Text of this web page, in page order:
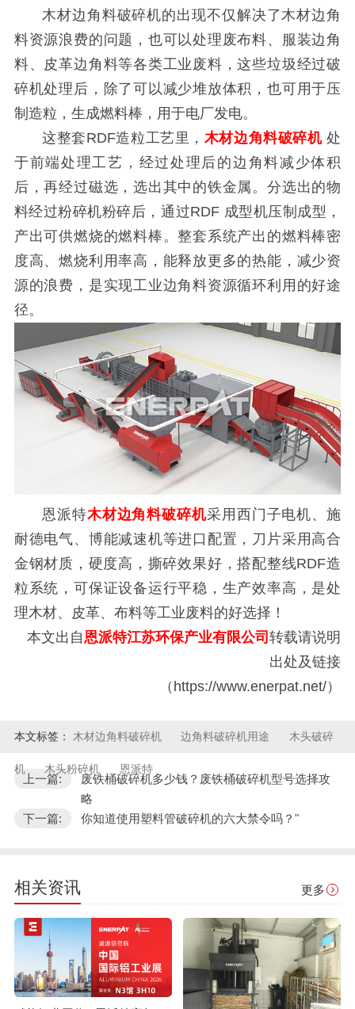
木材边角料破碎机的出现不仅解决了木材边角
料资源浪费的问题，也可以处理废布料、服装边角
料、皮革边角料等各类工业废料，这些垃圾经过破
碎机处理后，除了可以减少堆放体积，也可用于压
制造粒，生成燃料棒，用于电厂发电。
这整套RDF造粒工艺里， 木材边角料破碎机处
于前端处理工艺，经过处理后的边角料减少体积
后，再经过磁选，选出其中的铁金属。分选出的物
料经过粉碎机粉碎后，通过RDF 成型机压制成型，
产出可供燃烧的燃料棒。整套系统产出的燃料棒密
度高、燃烧利用率高，能释放更多的热能，减少资
源的浪费，是实现工业边角料资源循环利用的好途
径。
恩派特木材边角料破碎机采用西门子电机、施
耐德电气、博能减速机等进口配置，刀片采用高合
金钢材质，硬度高，撕碎效果好，搭配整线RDF造
粒系统，可保证设备运行平稳，生产效率高，是处
理木材、皮革、布料等工业废料的好选择！
本文出自恩派特江苏环保产业有限公司转载请说明
出处及链接
（https://www.enerpat.net/）
本文标签： 木材边角料破碎机 边角料破碎机用途 木头破碎
机 木头粉碎机 恩派特
上一篇:
废铁桶破碎机多少钱？废铁桶破碎机型号选择攻
略
下一篇:
你知道使用塑料管破碎机的六大禁令吗？"
相关资讯 更多